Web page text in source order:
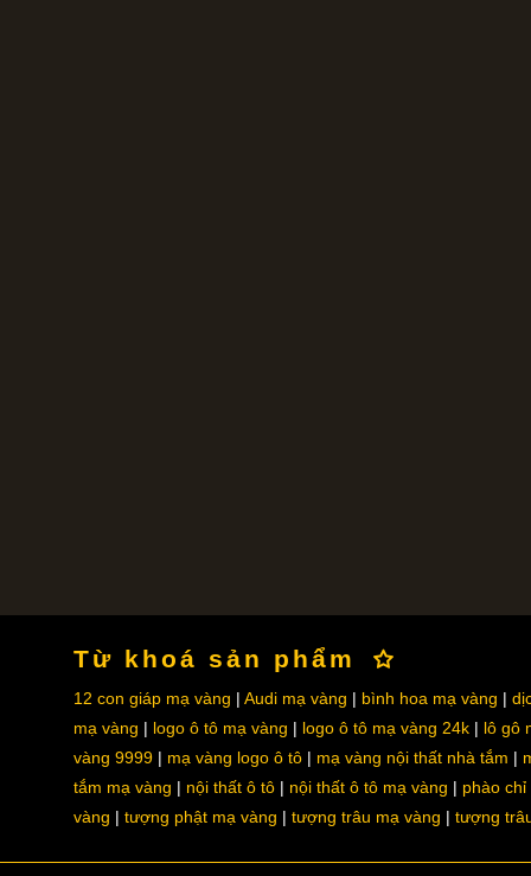
Từ khoá sản phẩm
12 con giáp mạ vàng Audi mạ vàng bình hoa mạ vàng
mạ vàng
logo ô tô mạ vàng logo ô tô mạ vàng 24k
lô gô
vàng 9999
mạ vàng logo ô tô mạ vàng nội thất nhà tắm
tắm mạ vàng
nội thất ô tô nội thất ô tô mạ vàng
phào chỉ
vàng
tượng phật mạ vàng tượng trâu mạ vàng tượng